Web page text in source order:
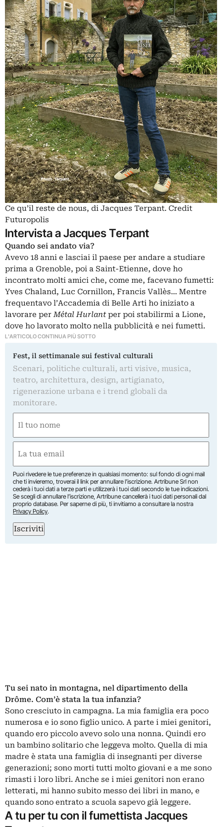
Ce qu’il reste de nous, di Jacques Terpant. Credit
Futuropolis
Intervista a Jacques Terpant
Quando sei andato via?
Avevo 18 anni e lasciai il paese per andare a studiare
prima a Grenoble, poi a Saint-Etienne, dove ho
incontrato molti amici che, come me, facevano fumetti:
Yves Chaland, Luc Cornillon, Francis Vallès… Mentre
frequentavo l’Accademia di Belle Arti ho iniziato a
lavorare perMétal Hurlant per poi stabilirmi a Lione,
dove ho lavorato molto nella pubblicità e nei fumetti.
L'ARTICOLO CONTINUA PIÙ SOTTO
Fest, il settimanale sui festival culturali
Scenari, politiche culturali, arti visive, musica,
teatro, architettura, design, artigianato,
rigenerazione urbana e i trend globali da
monitorare.
(Required)
(Required)
Puoi rivedere le tue preferenze in qualsiasi momento: sul fondo di ogni mail
che ti invieremo, troverai il link per annullare l’iscrizione. Artribune Srl non
cederà i tuoi dati a terze parti e utilizzerà i tuoi dati secondo le tue indicazioni.
Se scegli di annullare l’iscrizione, Artribune cancellerà i tuoi dati personali dal
proprio database. Per saperne di più, ti invitiamo a consultare la nostra
Privacy Policy.
Iscriviti
Tu sei nato in montagna, nel dipartimento della
Drôme. Com’è stata la tua infanzia?
Sono cresciuto in campagna. La mia famiglia era poco
numerosa e io sono figlio unico. A parte i miei genitori,
quando ero piccolo avevo solo una nonna. Quindi ero
un bambino solitario che leggeva molto. Quella di mia
madre è stata una famiglia di insegnanti per diverse
generazioni; sono morti tutti molto giovani e a me sono
rimasti i loro libri. Anche se i miei genitori non erano
letterati, mi hanno subito messo dei libri in mano, e
quando sono entrato a scuola sapevo già leggere.
A tu per tu con il fumettista Jacques